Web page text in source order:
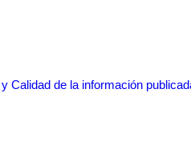
Calidad de la información